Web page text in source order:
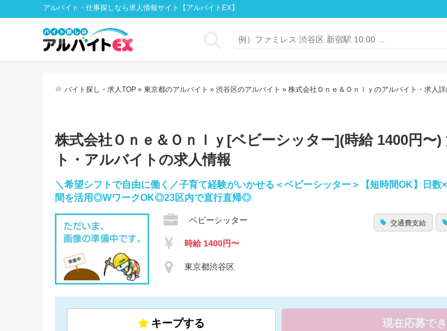
アルバイト・仕事探しなら求人情報サイト【アルバイトEX】
バイト探し・求人TOP » 東京都のアルバイト » 渋谷区のアルバイト » 株式会社Ｏｎｅ＆Ｏｎｌｙのアルバイト・求人詳
株式会社Ｏｎｅ＆Ｏｎｌｙ[ベビーシッター](時給 1400円〜
ト・アルバイトの求人情報
＼希望シフトで自由に働く／子育て経験がいかせる＜ベビーシッター＞【短時間OK】日
間を活用◎WワークOK◎23区内で直行直帰◎
ベビーシッター
時給 1400円〜
東京都渋谷区
交通費支給
キープする 現在応募で